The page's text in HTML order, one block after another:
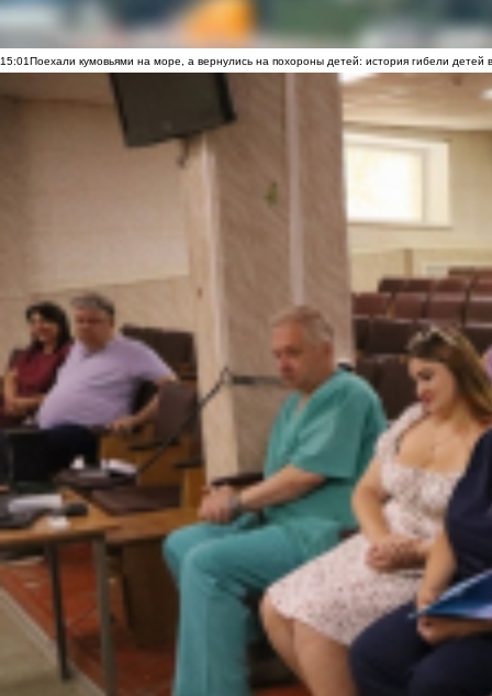
15:01Поехали кумовьями на море, а вернулись на похороны детей: история гибели детей